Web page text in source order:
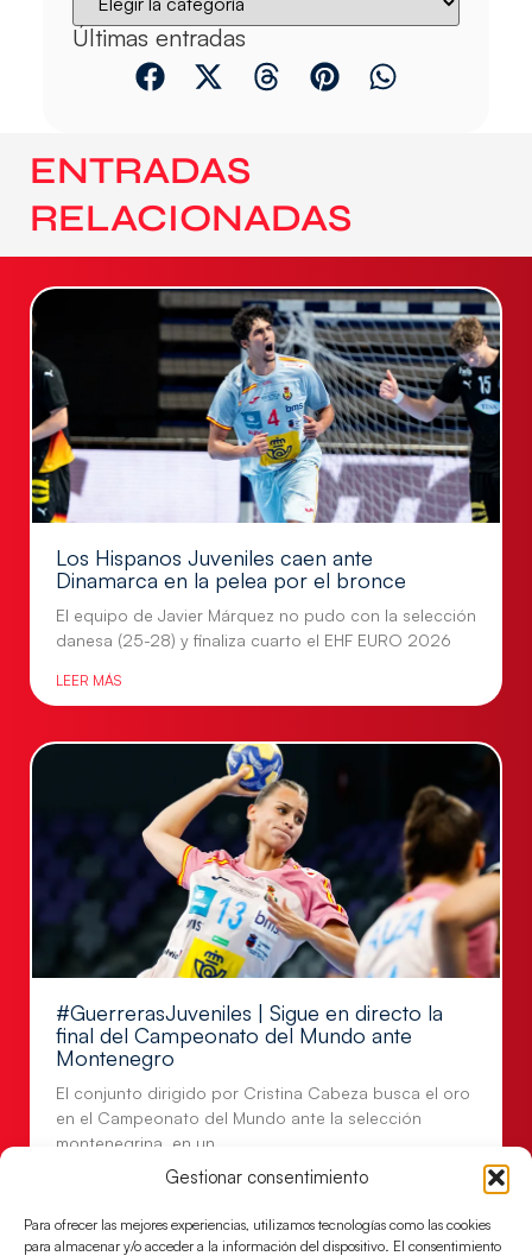
Gestionar consentimiento
Para ofrecer las mejores experiencias, utilizamos tecnologías como las cookies
para almacenar y/o acceder a la información del dispositivo. El consentimiento
Últimas entradas
ENTRADAS
RELACIONADAS
Los Hispanos Juveniles caen ante
Dinamarca en la pelea por el bronce
El equipo de Javier Márquez no pudo con la selección
danesa (25-28) y finaliza cuarto el EHF EURO 2026
LEER MÁS
#GuerrerasJuveniles | Sigue en directo la
final del Campeonato del Mundo ante
Montenegro
El conjunto dirigido por Cristina Cabeza busca el oro
en el Campeonato del Mundo ante la selección
montenegrina, en un